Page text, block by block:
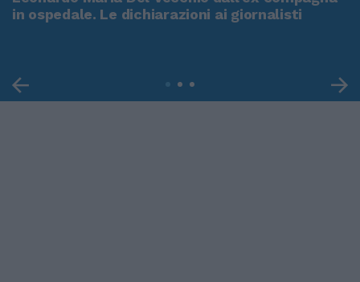
in ospedale. Le dichiarazioni ai giornalisti